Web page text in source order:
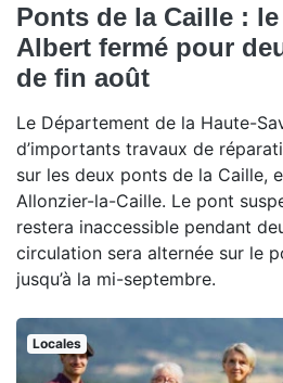
Ponts de la Caille :
Albert fermé pour
de fin août
Le Département de la Haute-
d’importants travaux de
sur les deux ponts de la Caille,
Allonzier-la-Caille. Le pont
restera inaccessible pendant
circulation sera alternée sur le
jusqu’à la mi-septembre.
Locales